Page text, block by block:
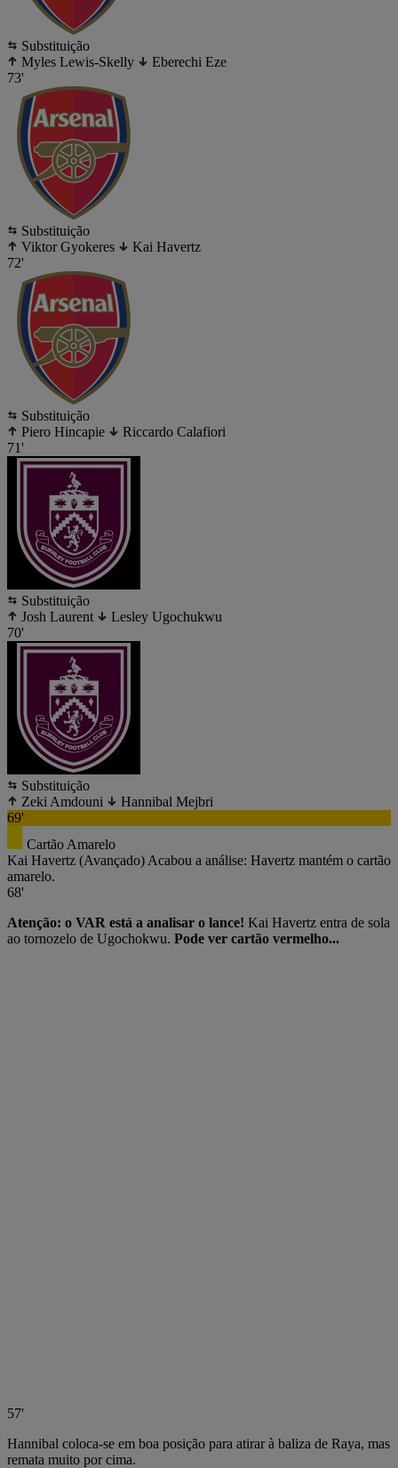
Substituição
Myles Lewis-Skelly
Eberechi Eze
73'
Substituição
Viktor Gyokeres
Kai Havertz
72'
Substituição
Piero Hincapie
Riccardo Calafiori
71'
Substituição
Josh Laurent
Lesley Ugochukwu
70'
Substituição
Zeki Amdouni
Hannibal Mejbri
69'
Cartão Amarelo
Kai Havertz (Avançado) Acabou a análise: Havertz mantém o cartão
amarelo.
68'
Atenção: o VAR está a analisar o lance! Kai Havertz entra de sola
ao tornozelo de Ugochokwu. Pode ver cartão vermelho...
57'
Hannibal coloca-se em boa posição para atirar à baliza de Raya, mas
remata muito por cima.